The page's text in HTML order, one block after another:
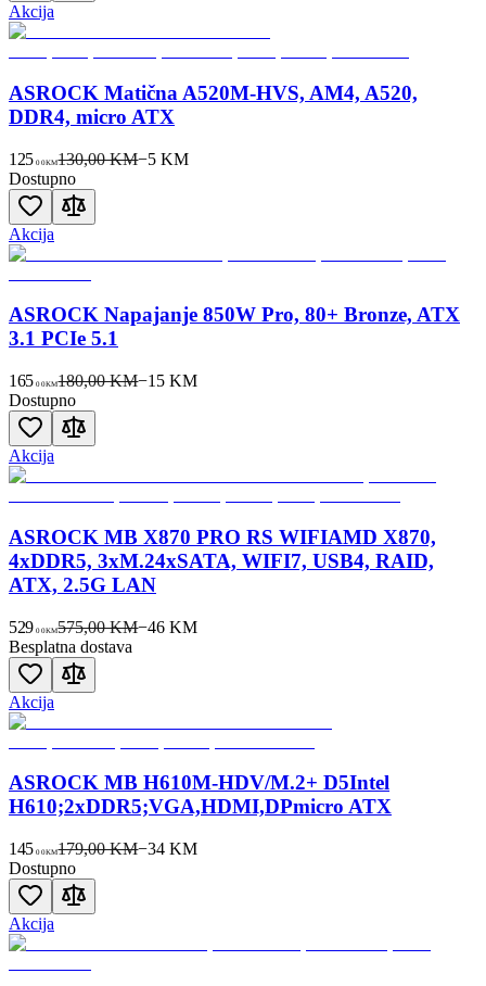
Akcija
ASROCK Matična A520M-HVS, AM4, A520,
DDR4, micro ATX
125 00KM130,00 KM−5 KM
Dostupno
Akcija
ASROCK Napajanje 850W Pro, 80+ Bronze, ATX
3.1 PCIe 5.1
165 00KM180,00 KM−15 KM
Dostupno
Akcija
ASROCK MB X870 PRO RS WIFIAMD X870,
4xDDR5, 3xM.24xSATA, WIFI7, USB4, RAID,
ATX, 2.5G LAN
529 00KM575,00 KM−46 KM
Besplatna dostava
Akcija
ASROCK MB H610M-HDV/M.2+ D5Intel
H610;2xDDR5;VGA,HDMI,DPmicro ATX
145 00KM179,00 KM−34 KM
Dostupno
Akcija